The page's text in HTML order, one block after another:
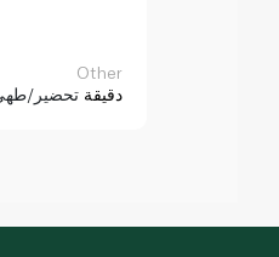
Other
10 دقيقة تحضير/